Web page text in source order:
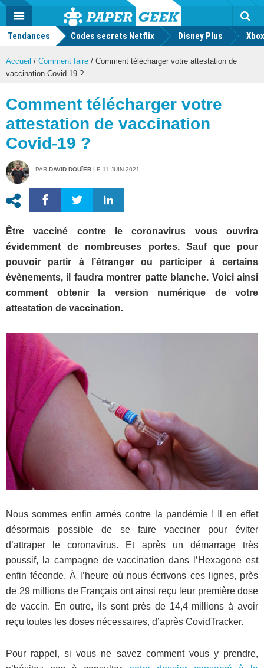
Actu
geek
MENU
Tendances Codes secrets Netflix Disney Plus
Accueil / Comment faire / Comment télécharger votre attestation de
vaccination Covid-19 ?
Comment télécharger votre
attestation de vaccination
Covid-19 ?
PAR DAVID DOUÏEB LE 11 JUIN 2021
Être vacciné contre le coronavirus vous ouvrira
évidemment de nombreuses portes. Sauf que pour
pouvoir partir à l’étranger ou participer à certains
évènements, il faudra montrer patte blanche. Voici ainsi
comment obtenir la version numérique de votre
attestation de vaccination.
Nous sommes enfin armés contre la pandémie ! Il en effet
désormais possible de se faire vacciner pour éviter
d’attraper le coronavirus. Et après un démarrage très
poussif, la campagne de vaccination dans l’Hexagone est
enfin féconde. À l’heure où nous écrivons ces lignes, près
de 29 millions de Français ont ainsi reçu leur première dose
de vaccin. En outre, ils sont près de 14,4 millions à avoir
reçu toutes les doses nécessaires, d’après CovidTracker.
Pour rappel, si vous ne savez comment vous y prendre,
Mode
FacebookTwitter Youtube